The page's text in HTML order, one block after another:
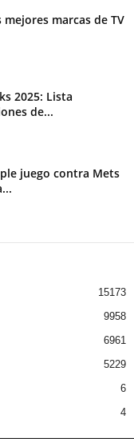
marcas de TV
2025: Lista
de...
juego contra Mets
15173
9958
6961
5229
6
4